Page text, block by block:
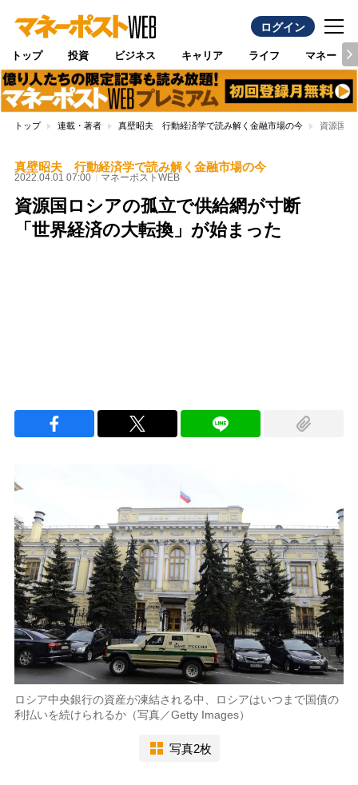
ログイン
トップ 投資 ビジネス キャリア ライフ マネー
トップ 連載・著者 真壁昭夫 行動経済学で読み解く金融市場の今 資源国
真壁昭夫 行動経済学で読み解く金融市場の今
2022.04.01 07:00 マネーポストWEB
資源国ロシアの孤立で供給網が寸断
「世界経済の大転換」が始まった
ロシア中央銀行の資産が凍結される中、ロシアはいつまで国債の
利払いを続けられるか（写真／Getty Images）
写真2枚